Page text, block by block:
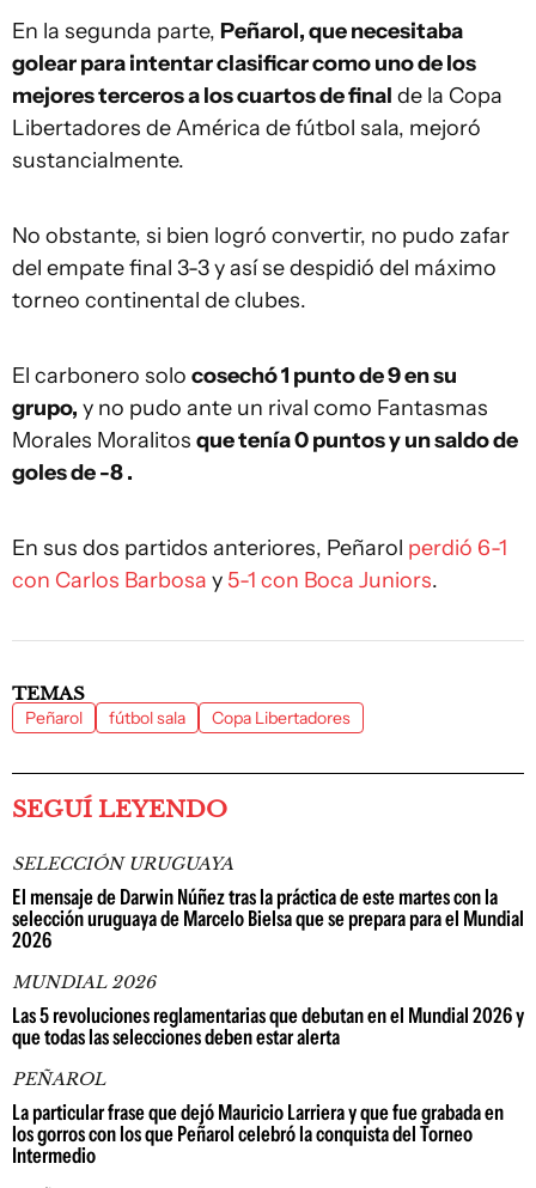
En la segunda parte, Peñarol, que necesitaba
golear para intentar clasificar como uno de los
mejores terceros a los cuartos de final de la Copa
Libertadores de América de fútbol sala, mejoró
sustancialmente.
No obstante, si bien logró convertir, no pudo zafar
del empate final 3-3 y así se despidió del máximo
torneo continental de clubes.
El carbonero solo cosechó 1 punto de 9 en su
grupo, y no pudo ante un rival como Fantasmas
Morales Moralitos que tenía 0 puntos y un saldo de
goles de -8 .
En sus dos partidos anteriores, Peñarol perdió 6-1
con Carlos Barbosa y 5-1 con Boca Juniors.
TEMAS
Peñarol fútbol sala Copa Libertadores
SEGUÍ LEYENDO
SELECCIÓN URUGUAYA
El mensaje de Darwin Núñez tras la práctica de este martes con la
selección uruguaya de Marcelo Bielsa que se prepara para el Mundial
2026
MUNDIAL 2026
Las 5 revoluciones reglamentarias que debutan en el Mundial 2026 y
que todas las selecciones deben estar alerta
PEÑAROL
La particular frase que dejó Mauricio Larriera y que fue grabada en
los gorros con los que Peñarol celebró la conquista del Torneo
Intermedio